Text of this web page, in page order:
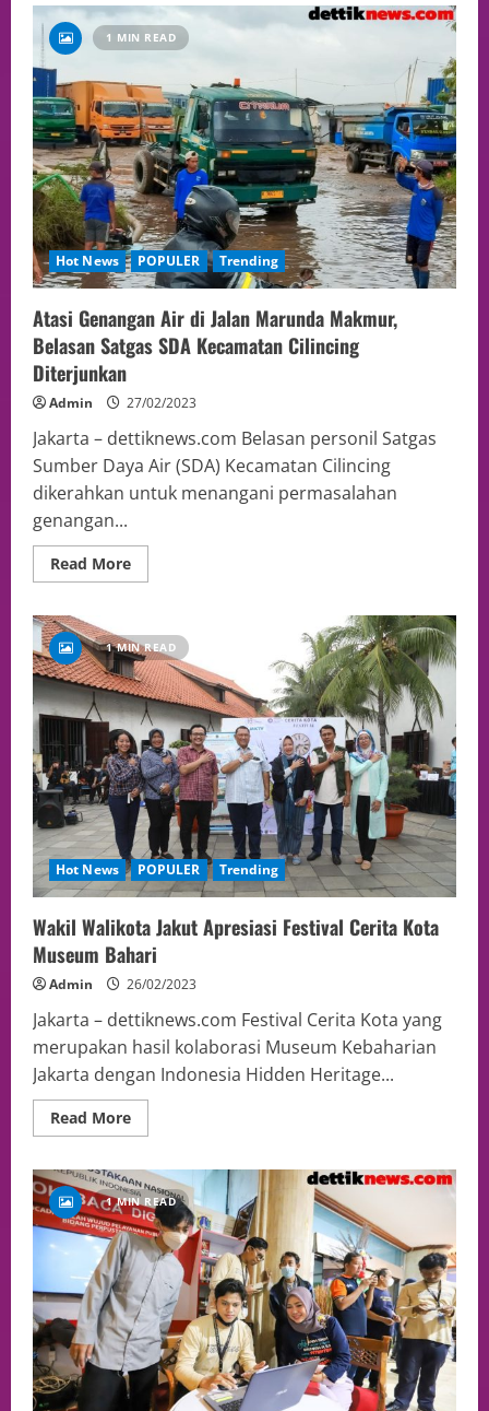
1 MIN READ
Hot News POPULER Trending
Atasi Genangan Air di Jalan Marunda Makmur,
Belasan Satgas SDA Kecamatan Cilincing
Diterjunkan
Admin 27/02/2023
Jakarta – dettiknews.com Belasan personil Satgas
Sumber Daya Air (SDA) Kecamatan Cilincing
dikerahkan untuk menangani permasalahan
genangan...
Read More
1 MIN READ
Hot News POPULER Trending
Wakil Walikota Jakut Apresiasi Festival Cerita Kota
Museum Bahari
Admin 26/02/2023
Jakarta – dettiknews.com Festival Cerita Kota yang
merupakan hasil kolaborasi Museum Kebaharian
Jakarta dengan Indonesia Hidden Heritage...
Read More
1 MIN READ